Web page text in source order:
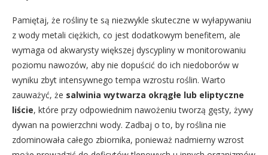
Pamiętaj, że rośliny te są niezwykle skuteczne w wyłapywaniu
z wody metali ciężkich, co jest dodatkowym benefitem, ale
wymaga od akwarysty większej dyscypliny w monitorowaniu
poziomu nawozów, aby nie dopuścić do ich niedoborów w
wyniku zbyt intensywnego tempa wzrostu roślin. Warto
zauważyć, że salwinia wytwarza okrągłe lub eliptyczne
liście, które przy odpowiednim nawożeniu tworzą gęsty, żywy
dywan na powierzchni wody. Zadbaj o to, by roślina nie
zdominowała całego zbiornika, ponieważ nadmierny wzrost